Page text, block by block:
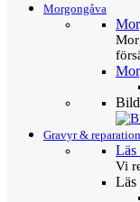
Morgongåva
Bild
Gravyr & reparation
Läs
Vi
Läs